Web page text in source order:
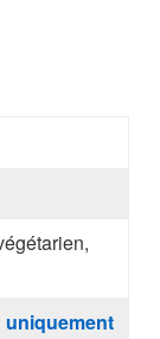
uniquement